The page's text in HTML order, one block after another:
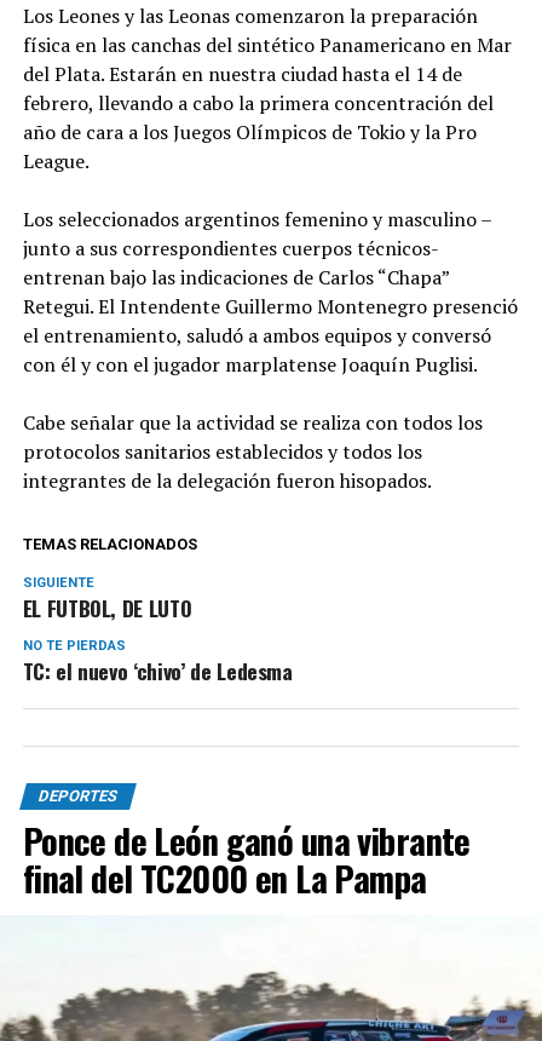
Los Leones y las Leonas comenzaron la preparación
física en las canchas del sintético Panamericano en Mar
del Plata. Estarán en nuestra ciudad hasta el 14 de
febrero, llevando a cabo la primera concentración del
año de cara a los Juegos Olímpicos de Tokio y la Pro
League.
Los seleccionados argentinos femenino y masculino –
junto a sus correspondientes cuerpos técnicos-
entrenan bajo las indicaciones de Carlos “Chapa”
Retegui. El Intendente Guillermo Montenegro presenció
el entrenamiento, saludó a ambos equipos y conversó
con él y con el jugador marplatense Joaquín Puglisi.
Cabe señalar que la actividad se realiza con todos los
protocolos sanitarios establecidos y todos los
integrantes de la delegación fueron hisopados.
TEMAS RELACIONADOS
SIGUIENTE
EL FUTBOL, DE LUTO
NO TE PIERDAS
TC: el nuevo ‘chivo’ de Ledesma
DEPORTES
Ponce de León ganó una vibrante
final del TC2000 en La Pampa